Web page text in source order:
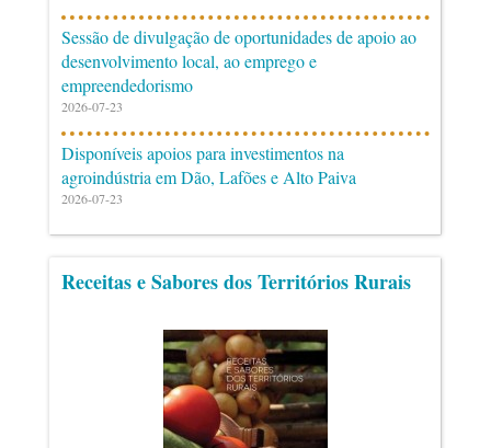
Sessão de divulgação de oportunidades de apoio ao
desenvolvimento local, ao emprego e
empreendedorismo
2026-07-23
Disponíveis apoios para investimentos na
agroindústria em Dão, Lafões e Alto Paiva
2026-07-23
Receitas e Sabores dos Territórios Rurais